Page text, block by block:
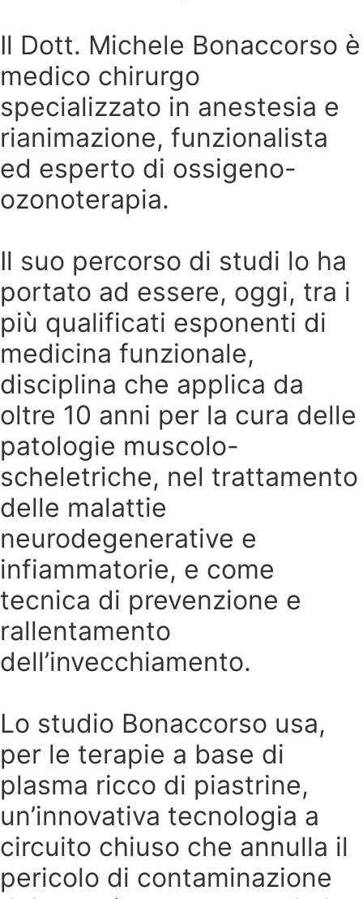
Il Dott. Michele Bonaccorso è
medico chirurgo
specializzato in anestesia e
rianimazione, funzionalista
ed esperto di ossigeno-
ozonoterapia.
Il suo percorso di studi lo ha
portato ad essere, oggi, tra i
più qualificati esponenti di
medicina funzionale,
disciplina che applica da
oltre 10 anni per la cura delle
patologie muscolo-
scheletriche, nel trattamento
delle malattie
neurodegenerative e
infiammatorie, e come
tecnica di prevenzione e
rallentamento
dell’invecchiamento.
Lo studio Bonaccorso usa,
per le terapie a base di
plasma ricco di piastrine,
un’innovativa tecnologia a
circuito chiuso che annulla il
pericolo di contaminazione